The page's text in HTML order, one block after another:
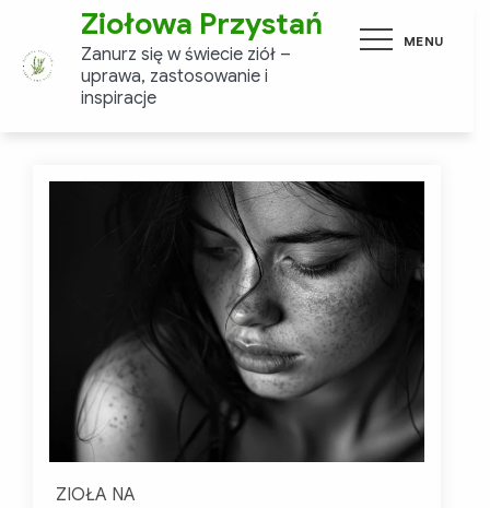
content
MENU
Ziołowa Przystań
Zanurz się w świecie ziół –
uprawa, zastosowanie i
inspiracje
ZIOŁA NA